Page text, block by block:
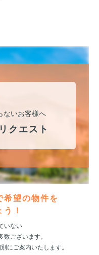
ないお客様へ
クエスト
希望の物件を
！
いない
ございます。
にご案内いたします。